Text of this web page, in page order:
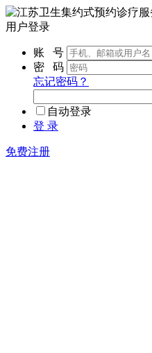
用户登录
账 号
密 码
忘记密码？
自动登录
登 录
免费注册